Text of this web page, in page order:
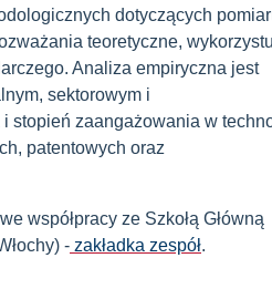
dotyczących
teoretyczne,
Analiza empiryczna jest
sektorowym i
stopień zaangażowania w
patentowych oraz
współpracy ze Szkołą Główną
- zakładka zespół.